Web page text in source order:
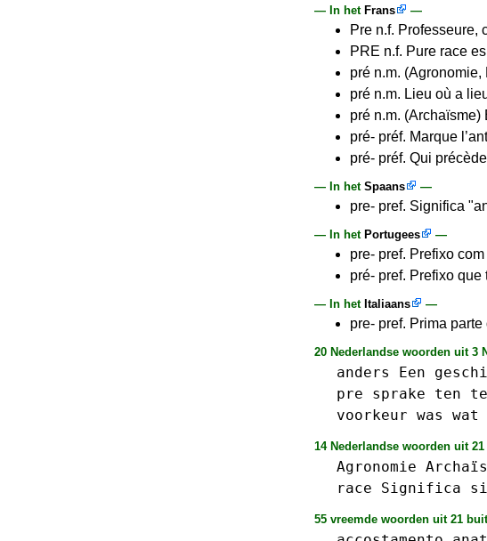
— In het Frans —
Pre n.f. Professeure,
PRE n.f. Pure race
pré n.m.
pré n.m. Lieu où a
pré n.m. (Archaïsme)
pré- préf. Marque
pré- préf. Qui
— In het Spaans —
pre- pref. Significa
— In het Portugees —
pre- pref. Prefixo
pré- pref. Prefixo
— In het Italiaans —
pre- pref. Prima
20 Nederlandse woorden uit 3
anders Een
pre
sprake ten
voorkeur was wat
14 Nederlandse woorden uit
Agronomie
race
Significa
55 vreemde woorden uit 21